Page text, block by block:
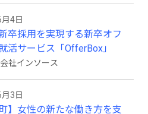
4日
卒採用を実現する新卒オフ
活サービス「OfferBox」
社インソース
3日
町】女性の新たな働き方を支